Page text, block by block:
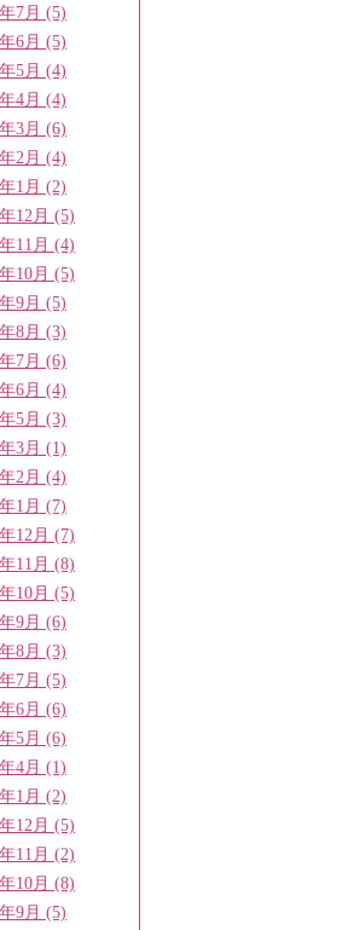
7月 (5)
6月 (5)
5月 (4)
4月 (4)
3月 (6)
2月 (4)
1月 (2)
12月 (5)
11月 (4)
10月 (5)
9月 (5)
8月 (3)
7月 (6)
6月 (4)
5月 (3)
3月 (1)
2月 (4)
1月 (7)
12月 (7)
11月 (8)
10月 (5)
9月 (6)
8月 (3)
7月 (5)
6月 (6)
5月 (6)
4月 (1)
1月 (2)
12月 (5)
11月 (2)
10月 (8)
9月 (5)